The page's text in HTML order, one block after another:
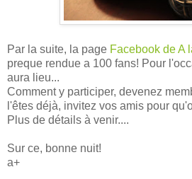
Par la suite, la page Facebook de A
preque rendue a 100 fans! Pour
aura lieu...
Comment y participer, devenez
l'êtes déjà, invitez vos amis pour
Plus de détails à venir....
Sur ce, bonne nuit!
a+